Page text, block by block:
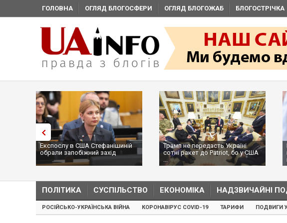
ГОЛОВНА ОГЛЯД БЛОГОСФЕРИ ОГЛЯД БЛОГОЖАБ БЛОГОСТРІЧКА
Експослу в США Стефанішиній
обрали запобіжний захід
Трамп не передасть Україні
сотні ракет до Patriot, бо у США
...
ПОЛІТИКА СУСПІЛЬСТВО ЕКОНОМІКА НАДЗВИЧАЙНІ
РОСІЙСЬКО-УКРАЇНСЬКА ВІЙНА КОРОНАВІРУС COVID-19 ТАРИФИ ПОДВИГИ